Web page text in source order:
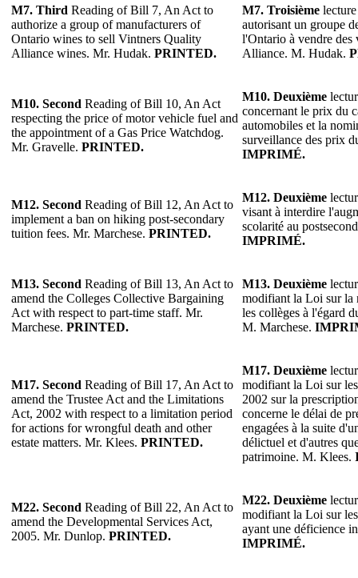
M7. Third Reading of Bill 7, An Act to
authorize a group of manufacturers of
Ontario wines to sell Vintners Quality
Alliance wines. Mr. Hudak. PRINTED.
M7. Troisième
autorisant un groupe
l'Ontario à vendre
Alliance. M. Hudak.
M10. Second Reading of Bill 10, An Act
respecting the price of motor vehicle fuel and
the appointment of a Gas Price Watchdog.
Mr. Gravelle. PRINTED.
M10. Deuxième
concernant le prix du
automobiles et la
surveillance des prix
IMPRIMÉ.
M12. Second Reading of Bill 12, An Act to
implement a ban on hiking post-secondary
tuition fees. Mr. Marchese. PRINTED.
M12. Deuxième
visant à interdire
scolarité au
IMPRIMÉ.
M13. Second Reading of Bill 13, An Act to
amend the Colleges Collective Bargaining
Act with respect to part-time staff. Mr.
Marchese. PRINTED.
M13. Deuxième
modifiant la Loi sur la
les collèges à l'égard
M. Marchese.
M17. Second Reading of Bill 17, An Act to
amend the Trustee Act and the Limitations
Act, 2002 with respect to a limitation period
for actions for wrongful death and other
estate matters. Mr. Klees. PRINTED.
M17. Deuxième
modifiant la Loi sur
2002 sur la
concerne le délai de
engagées à la suite
délictuel et d'autres
patrimoine. M. Klees.
M22. Second Reading of Bill 22, An Act to
amend the Developmental Services Act,
2005. Mr. Dunlop. PRINTED.
M22. Deuxième
modifiant la Loi sur
ayant une déficience
IMPRIMÉ.